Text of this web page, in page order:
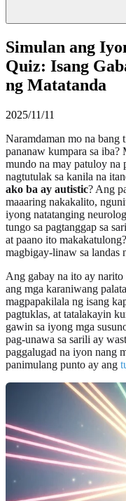
Simulan ang
Quiz: Isang
ng Matatanda
2025/11/11
Naramdaman mo na bang
pananaw kumpara sa iba?
mundo na may patuloy na
nagtutulak sa kanila na
ako ba ay autistic? Ang
maaaring nakakalito,
iyong natatanging
tungo sa pagtanggap sa
at paano ito
magbigay-linaw sa landas
Ang gabay na ito ay
ang mga karaniwang
magpapakilala ng isang
pagtuklas, at tatalakayin
gawin sa iyong mga
pag-unawa sa sarili ay
paggalugad na iyon nang
panimulang punto ay ang